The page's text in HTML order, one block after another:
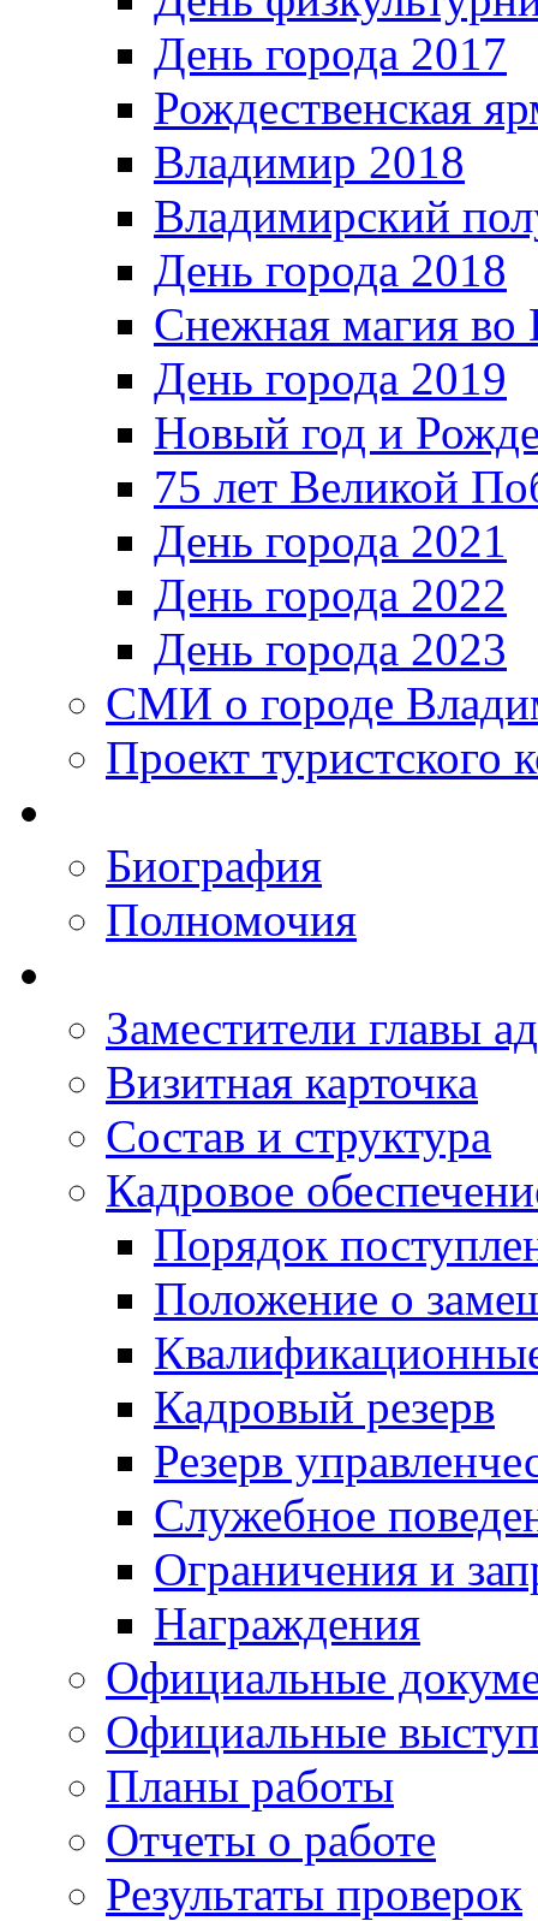
День города 2017
Рождественская
Владимир 2018
Владимирский
День города 2018
Снежная магия во
День города 2019
Новый год и
75 лет Великой
День города 2021
День города 2022
День города 2023
СМИ о городе
Проект туристского
Биография
Полномочия
Заместители главы
Визитная карточка
Состав и структура
Кадровое
Порядок
Положение о
Кадровый резерв
Резерв
Служебное
Ограничения и
Награждения
Официальные
Официальные
Планы работы
Отчеты о работе
Результаты проверок